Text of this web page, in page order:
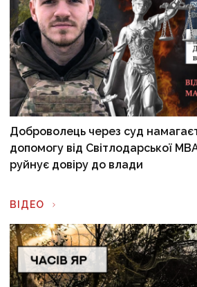
Доброволець через суд
допомогу від Світлодарської
руйнує довіру до влади
ВІДЕО